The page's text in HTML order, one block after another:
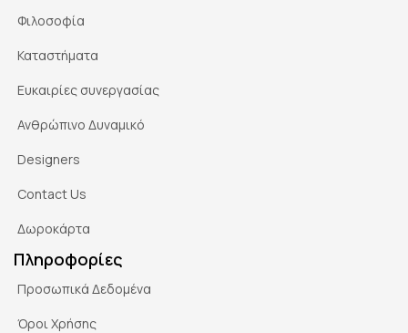
Φιλοσοφία
Καταστήματα
Ευκαιρίες συνεργασίας
Ανθρώπινο Δυναμικό
Designers
Contact Us
Δωροκάρτα
Πληροφορίες
Προσωπικά Δεδομένα
Όροι Χρήσης